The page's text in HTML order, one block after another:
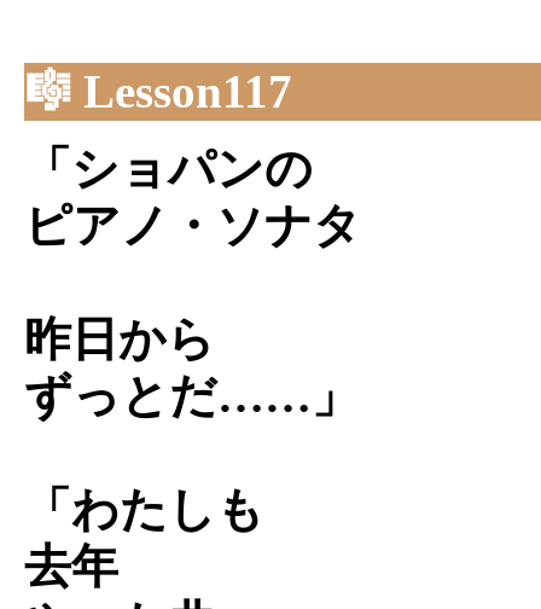
🎼 Lesson117
「ショパンの
ピアノ・ソナタ
昨日から
ずっとだ……」
「わたしも
去年